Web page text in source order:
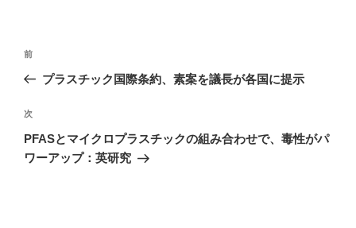
投
ビ
ゲ
ー
前
の
稿
前
プラスチック国際条約、素案を議長が各国に提示
次
の
投
次
PFASとマイクロプラスチックの組み合わせで、毒性がパ
ワーアップ：英研究